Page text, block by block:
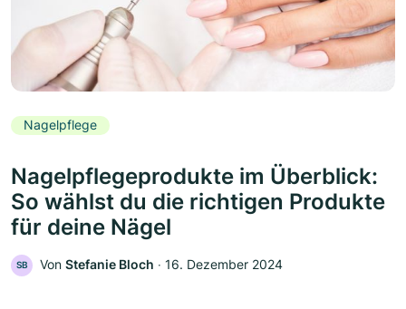
Nagelpflege
Nagelpflegeprodukte im Überblick:
So wählst du die richtigen Produkte
für deine Nägel
SB Von Stefanie Bloch ‧ 16. Dezember 2024